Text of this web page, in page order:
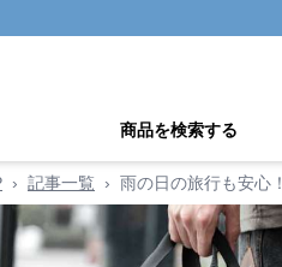
商品を検索する
› 記事一覧 › 雨の日の旅行も安心